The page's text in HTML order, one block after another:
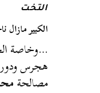
التخت
الكبير مازال
…وخاصة
هجرس
مصالحة